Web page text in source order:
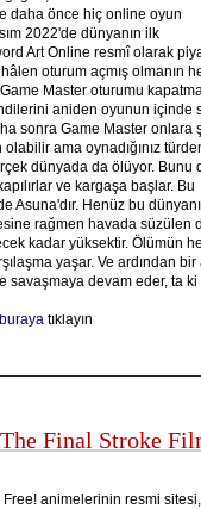
daha önce hiç online oyun
2022'de dünyanın ilk
Art Online resmî olarak
oturum açmış olmanın
Master oturumu
aniden oyunun içinde
sonra Game Master onlara
ama oynadığınız
dünyada da ölüyor. Bunu
ve kargaşa başlar. Bu
Asuna'dır. Henüz bu
rağmen havada süzülen
kadar yüksektir. Ölümün
yaşar. Ve ardından
devam eder, ta ki
burayatıklayın
Final Stroke
Free! animelerinin resmi